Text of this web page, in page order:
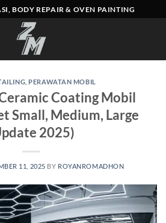
BODY REPAIR & OVEN PAINTING
PERAWATAN MOBIL
Coating Mobil
Small, Medium, Large
2025)
11, 2025 BY ROYANROMADHON